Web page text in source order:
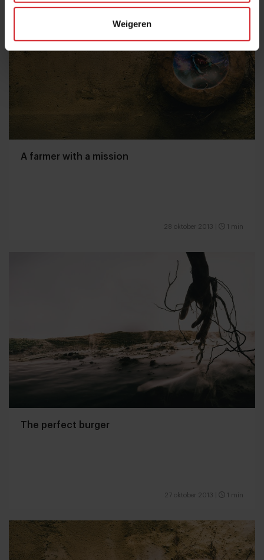
Weigeren
A farmer with a mission
28 oktober 2013 1 min
The perfect burger
27 oktober 2013 1 min